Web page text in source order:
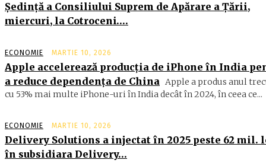
Şedinţă a Consiliului Suprem de Apărare a Ţării,
miercuri, la Cotroceni….
ECONOMIE MARTIE 10, 2026
Apple accelerează producția de iPhone în India
a reduce dependența de China Apple a produs anul
cu 53% mai multe iPhone-uri în India decât în 2024, în ceea ce...
ECONOMIE MARTIE 10, 2026
Delivery Solutions a injectat în 2025 peste 62 mil.
în subsidiara Delivery…